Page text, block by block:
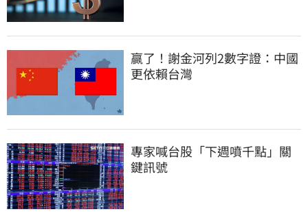
贏了！謝金河列2數字證：中國
更依賴台灣
專家喊台股「下週噴千點」關
鍵訊號